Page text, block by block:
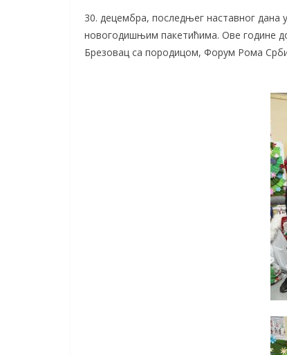
30. децембра, последњег наставног
новогодишњим пакетићима. Ове године
Брезовац са породицом, Форум Рома